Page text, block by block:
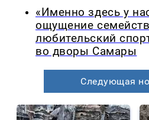
«Именно здесь у
ощущение
любительский
во дворы Самары
Следующая